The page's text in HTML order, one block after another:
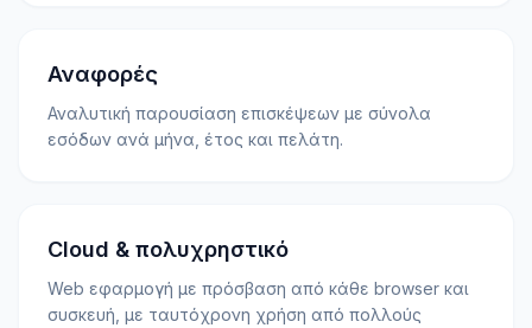
Αναφορές
Αναλυτική παρουσίαση επισκέψεων με σύνολα
εσόδων ανά μήνα, έτος και πελάτη.
Cloud & πολυχρηστικό
Web εφαρμογή με πρόσβαση από κάθε browser και
συσκευή, με ταυτόχρονη χρήση από πολλούς